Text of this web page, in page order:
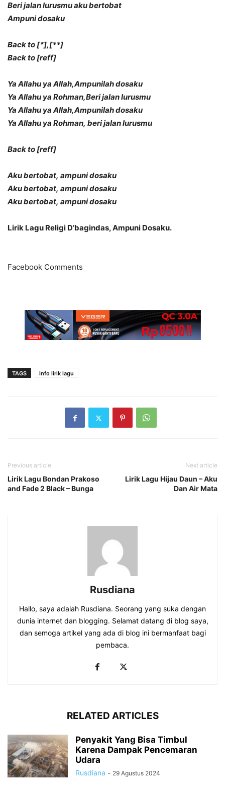
Beri jalan lurusmu aku bertobat
Ampuni dosaku
Back to [*],[**]
Back to [reff]
Ya Allahu ya Allah,Ampunilah dosaku
Ya Allahu ya Rohman,Beri jalan lurusmu
Ya Allahu ya Allah,Ampunilah dosaku
Ya Allahu ya Rohman, beri jalan lurusmu
Back to [reff]
Aku bertobat, ampuni dosaku
Aku bertobat, ampuni dosaku
Aku bertobat, ampuni dosaku
Lirik Lagu Religi D’bagindas, Ampuni Dosaku.
Facebook Comments
TAGS info lirik lagu
Previous article
Lirik Lagu Bondan Prakoso
and Fade 2 Black – Bunga
Next article
Lirik Lagu Hijau Daun – Aku
Dan Air Mata
Rusdiana
Hallo, saya adalah Rusdiana. Seorang yang suka dengan
dunia internet dan blogging. Selamat datang di blog saya,
dan semoga artikel yang ada di blog ini bermanfaat bagi
pembaca.
RELATED ARTICLES
Penyakit Yang Bisa Timbul
Karena Dampak Pencemaran
Udara
Rusdiana - 29 Agustus 2024